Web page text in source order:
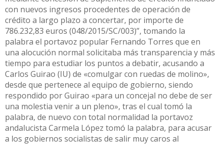
con nuevos ingresos procedentes de operación de
crédito a largo plazo a concertar, por importe de
786.232,83 euros (048/2015/SC/003)”, tomando la
palabra el portavoz popular Fernando Torres que en
una alocución normal solicitaba más transparencia y más
tiempo para estudiar los puntos a debatir, acusando a
Carlos Guirao (IU) de «comulgar con ruedas de molino»,
desde que pertenece al equipo de gobierno, siendo
respondido por Guirao «para un concejal no debe de ser
una molestia venir a un pleno», tras el cual tomó la
palabra, de nuevo con total normalidad la portavoz
andalucista Carmela López tomó la palabra, para acusar
a los gobiernos socialistas de salir muy caros al